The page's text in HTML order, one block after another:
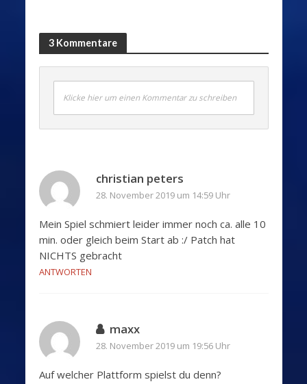
3 Kommentare
Klicke hier um einen Kommentar zu schreiben
christian peters
28. November 2019 um 14:59 Uhr
Mein Spiel schmiert leider immer noch ca. alle 10
min. oder gleich beim Start ab :/ Patch hat
NICHTS gebracht
ANTWORTEN
maxx
28. November 2019 um 19:56 Uhr
Auf welcher Plattform spielst du denn?